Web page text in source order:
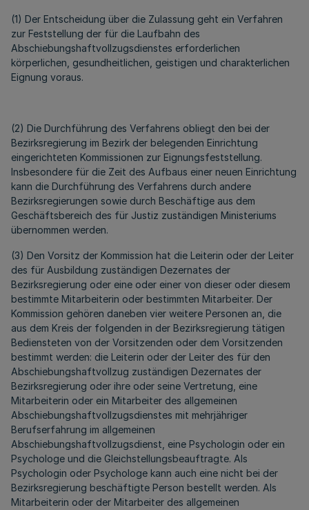
(1) Der Entscheidung über die Zulassung geht ein Verfahren
zur Feststellung der für die Laufbahn des
Abschiebungshaftvollzugsdienstes erforderlichen
körperlichen, gesundheitlichen, geistigen und charakterlichen
Eignung voraus.
(2) Die Durchführung des Verfahrens obliegt den bei der
Bezirksregierung im Bezirk der belegenden Einrichtung
eingerichteten Kommissionen zur Eignungsfeststellung.
Insbesondere für die Zeit des Aufbaus einer neuen Einrichtung
kann die Durchführung des Verfahrens durch andere
Bezirksregierungen sowie durch Beschäftige aus dem
Geschäftsbereich des für Justiz zuständigen Ministeriums
übernommen werden.
(3) Den Vorsitz der Kommission hat die Leiterin oder der Leiter
des für Ausbildung zuständigen Dezernates der
Bezirksregierung oder eine oder einer von dieser oder diesem
bestimmte Mitarbeiterin oder bestimmten Mitarbeiter. Der
Kommission gehören daneben vier weitere Personen an, die
aus dem Kreis der folgenden in der Bezirksregierung tätigen
Bediensteten von der Vorsitzenden oder dem Vorsitzenden
bestimmt werden: die Leiterin oder der Leiter des für den
Abschiebungshaftvollzug zuständigen Dezernates der
Bezirksregierung oder ihre oder seine Vertretung, eine
Mitarbeiterin oder ein Mitarbeiter des allgemeinen
Abschiebungshaftvollzugsdienstes mit mehrjähriger
Berufserfahrung im allgemeinen
Abschiebungshaftvollzugsdienst, eine Psychologin oder ein
Psychologe und die Gleichstellungsbeauftragte. Als
Psychologin oder Psychologe kann auch eine nicht bei der
Bezirksregierung beschäftigte Person bestellt werden. Als
Mitarbeiterin oder der Mitarbeiter des allgemeinen